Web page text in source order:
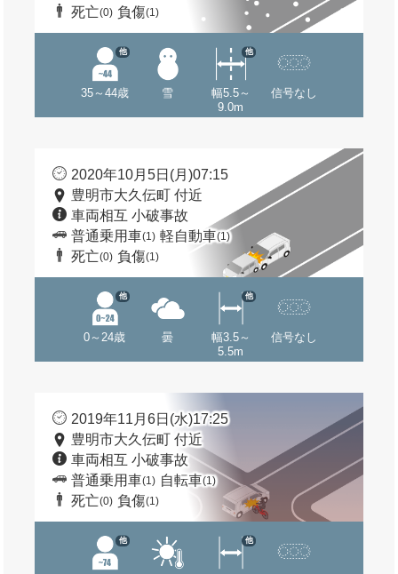
死亡(0) 負傷(1)
35～44歳
他
雪
幅5.5～
9.0m
他
信号なし
2020年10月5日(月)07:15
豊明市大久伝町 付近
車両相互 小破事故
普通乗用車(1) 軽自動車(1)
死亡(0) 負傷(1)
0～24歳
他
曇
幅3.5～
5.5m
他
信号なし
2019年11月6日(水)17:25
豊明市大久伝町 付近
車両相互 小破事故
普通乗用車(1) 自転車(1)
死亡(0) 負傷(1)
他 他